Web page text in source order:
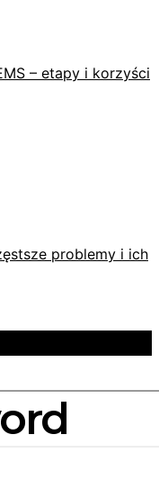
– etapy i korzyści
problemy i ich